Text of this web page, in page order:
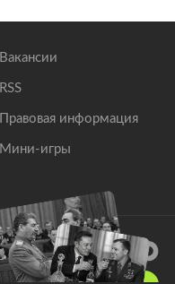
Вакансии
RSS
Правовая информация
Мини-игры